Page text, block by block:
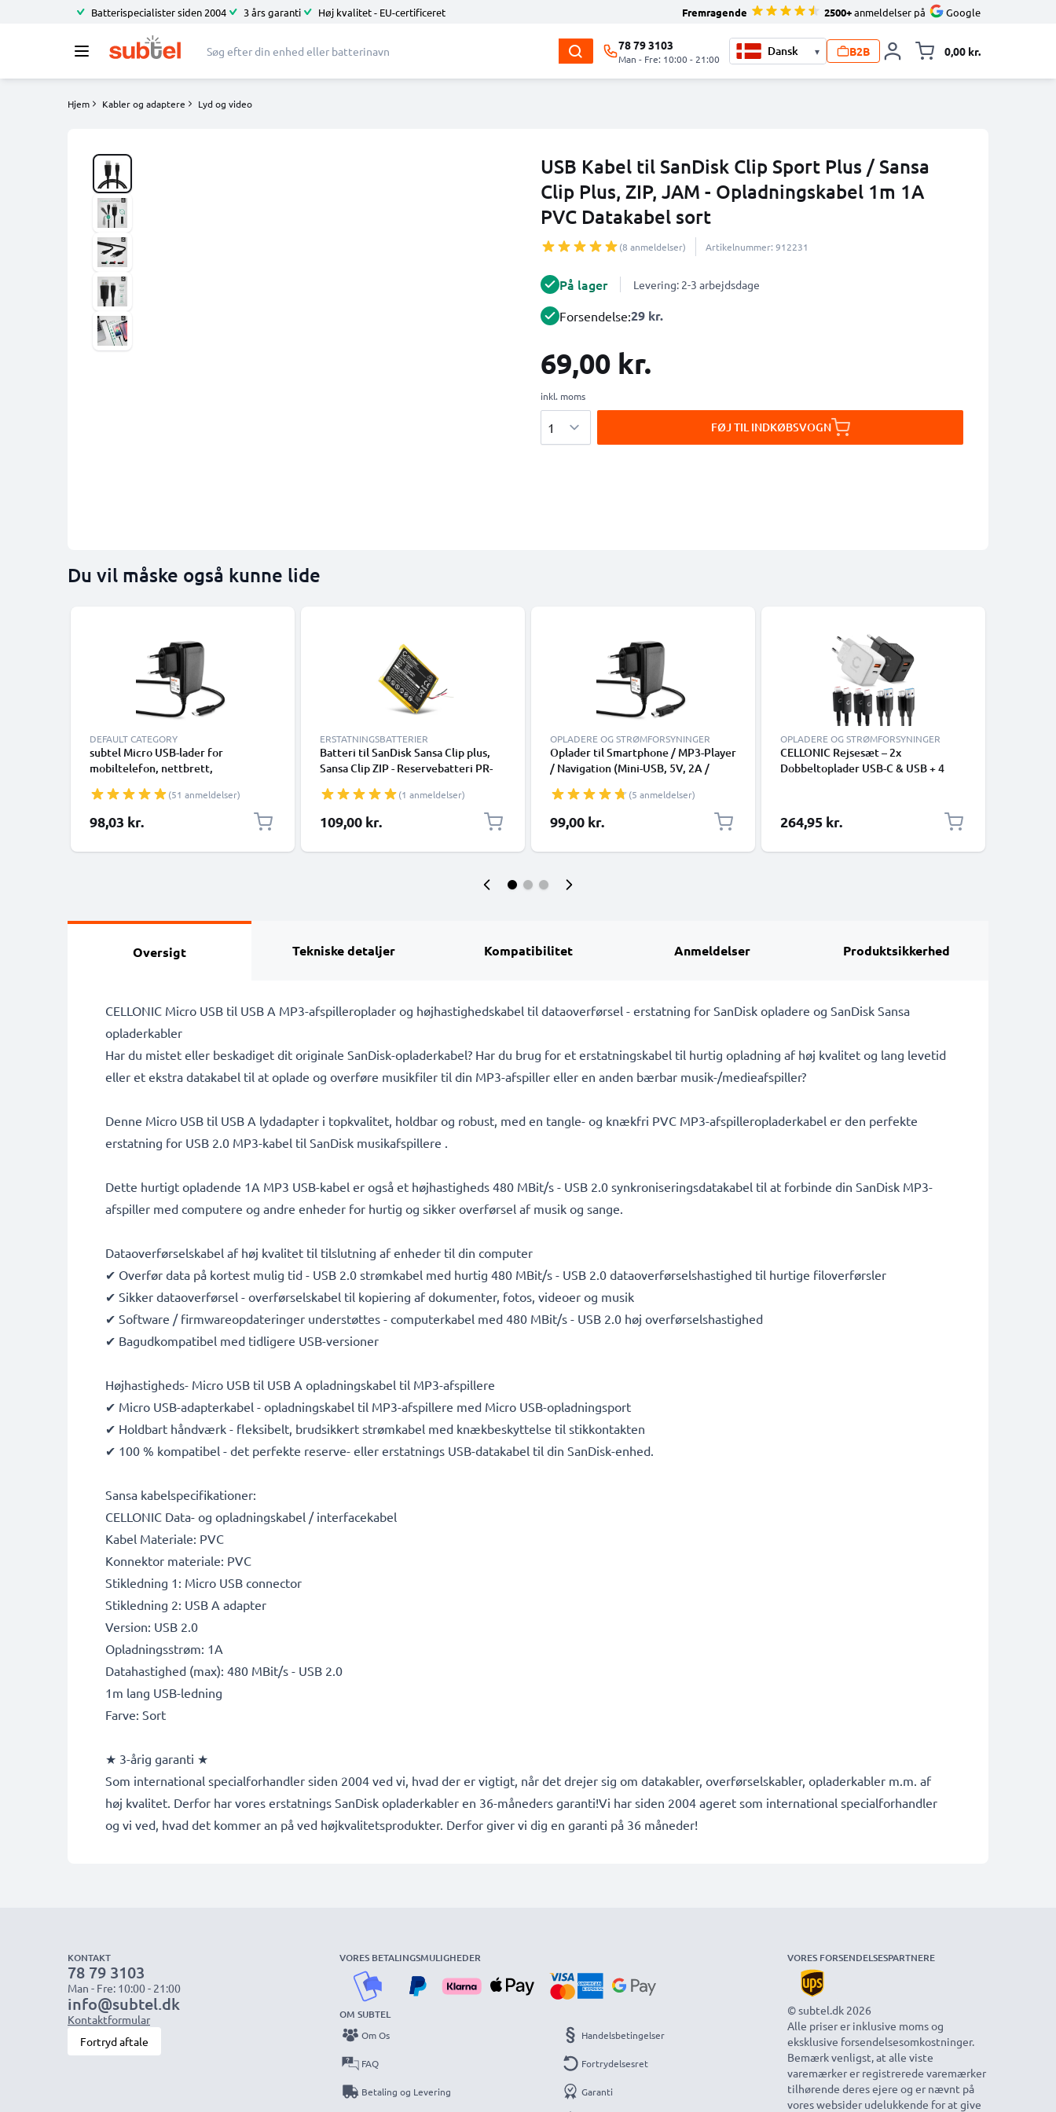
Batterispecialister siden 2004 3 års garanti Høj kvalitet - EU-certificeret Fremragende 2500+anmeldelser på Google
78 79 3103
Man - Fre: 10:00 - 21:00
▾ B2B 0,00 kr.
Hjem Kabler og adaptere Lyd og video
USB Kabel til SanDisk Clip Sport Plus / Sansa
Clip Plus, ZIP, JAM - Opladningskabel 1m 1A
PVC Datakabel sort
(8 anmeldelser) Artikelnummer: 912231
På lager Levering: 2-3 arbejdsdage
Forsendelse:29 kr.
69,00 kr.
inkl. moms
FØJ TIL INDKØBSVOGN
Du vil måske også kunne lide
DEFAULT CATEGORY
subtel Micro USB-lader for
mobiltelefon, nettbrett,
eller GPS-ladekabel - 1A/1000 mA,
1,1 m
(51 anmeldelser)
98,03 kr.
ERSTATNINGSBATTERIER
Batteri til SanDisk Sansa Clip plus,
Sansa Clip ZIP - Reservebatteri PR-
udskiftsningsbatteri(1 anmeldelser)
109,00 kr.
OPLADERE OG STRØMFORSYNINGER
Oplader til Smartphone / MP3-Player
/ Navigation (Mini-USB, 5V, 2A /
indbygget opladningskabel 1,2m
(5 anmeldelser)
99,00 kr.
OPLADERE OG STRØMFORSYNINGER
CELLONIC Rejsesæt – 2x
Dobbeltoplader USB-C & USB + 4
Smartwatch m.m. – 2x 20W PD USB
Hurtigoplader i Sort og Hvid
264,95 kr.
Oversigt Tekniske detaljer Kompatibilitet Anmeldelser Produktsikkerhed
CELLONIC Micro USB til USB A MP3-afspilleroplader og højhastighedskabel til dataoverførsel - erstatning for SanDisk opladere og SanDisk Sansa
opladerkabler
Har du mistet eller beskadiget dit originale SanDisk-opladerkabel? Har du brug for et erstatningskabel til hurtig opladning af høj kvalitet og lang levetid
eller et ekstra datakabel til at oplade og overføre musikfiler til din MP3-afspiller eller en anden bærbar musik-/medieafspiller?
Denne Micro USB til USB A lydadapter i topkvalitet, holdbar og robust, med en tangle- og knækfri PVC MP3-afspilleropladerkabel er den perfekte
erstatning for USB 2.0 MP3-kabel til SanDisk musikafspillere .
Dette hurtigt opladende 1A MP3 USB-kabel er også et højhastigheds 480 MBit/s - USB 2.0 synkroniseringsdatakabel til at forbinde din SanDisk MP3-
afspiller med computere og andre enheder for hurtig og sikker overførsel af musik og sange.
Dataoverførselskabel af høj kvalitet til tilslutning af enheder til din computer
✔ Overfør data på kortest mulig tid - USB 2.0 strømkabel med hurtig 480 MBit/s - USB 2.0 dataoverførselshastighed til hurtige filoverførsler
✔ Sikker dataoverførsel - overførselskabel til kopiering af dokumenter, fotos, videoer og musik
✔ Software / firmwareopdateringer understøttes - computerkabel med 480 MBit/s - USB 2.0 høj overførselshastighed
✔ Bagudkompatibel med tidligere USB-versioner
Højhastigheds- Micro USB til USB A opladningskabel til MP3-afspillere
✔ Micro USB-adapterkabel - opladningskabel til MP3-afspillere med Micro USB-opladningsport
✔ Holdbart håndværk - fleksibelt, brudsikkert strømkabel med knækbeskyttelse til stikkontakten
✔ 100 % kompatibel - det perfekte reserve- eller erstatnings USB-datakabel til din SanDisk-enhed.
Sansa kabelspecifikationer:
CELLONIC Data- og opladningskabel / interfacekabel
Kabel Materiale: PVC
Konnektor materiale: PVC
Stikledning 1: Micro USB connector
Stikledning 2: USB A adapter
Version: USB 2.0
Opladningsstrøm: 1A
Datahastighed (max): 480 MBit/s - USB 2.0
1m lang USB-ledning
Farve: Sort
★ 3-årig garanti ★
Som international specialforhandler siden 2004 ved vi, hvad der er vigtigt, når det drejer sig om datakabler, overførselskabler, opladerkabler m.m. af
høj kvalitet. Derfor har vores erstatnings SanDisk opladerkabler en 36-måneders garanti!Vi har siden 2004 ageret som international specialforhandler
og vi ved, hvad det kommer an på ved højkvalitetsprodukter. Derfor giver vi dig en garanti på 36 måneder!
KONTAKT
78 79 3103
Man - Fre: 10:00 - 21:00
info@subtel.dk
Kontaktformular
Fortryd aftale
VORES BETALINGSMULIGHEDER
OM SUBTEL
Om Os
FAQ
Betaling og Levering
Handelsbetingelser
Fortrydelsesret
Garanti
VORES FORSENDELSESPARTNERE
© subtel.dk 2026
Alle priser er inklusive moms og
eksklusive forsendelsesomkostninger.
Bemærk venligst, at alle viste
varemærker er registrerede varemærker
tilhørende deres ejere og er nævnt på
vores websider udelukkende for at give